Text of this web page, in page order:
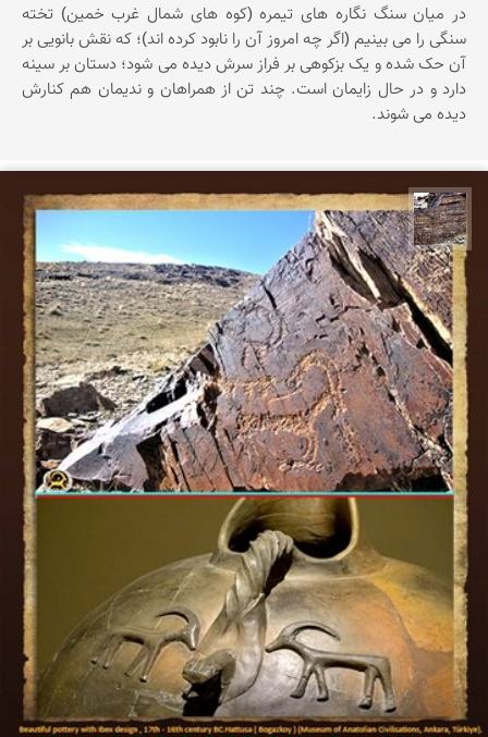
در میان سنگ نگاره های تیمره (کوه های شمال غرب خمین) تخته
سنگی را می بینیم (اگر چه امروز آن را نابود کرده اند)؛ که نقش بانویی بر
آن حک شده و یک بزکوهی بر فراز سرش دیده می شود؛ دستان بر سینه
دارد و در حال زایمان است. چند تن از همراهان و ندیمان هم کنارش
دیده می شوند.
محمد ناصری فرد